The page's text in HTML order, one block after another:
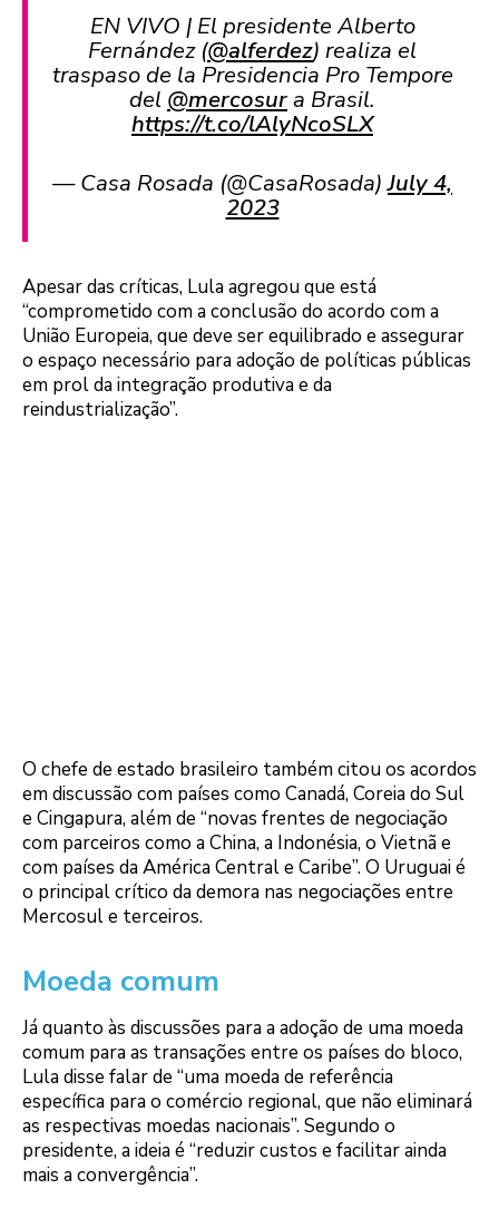
EN VIVO | El presidente Alberto
Fernández (@alferdez) realiza el
traspaso de la Presidencia Pro Tempore
del @mercosura Brasil.
https://t.co/lAlyNcoSLX
— Casa Rosada (@CasaRosada)July 4,
2023
Apesar das críticas, Lula agregou que está
“comprometido com a conclusão do acordo com a
União Europeia, que deve ser equilibrado e assegurar
o espaço necessário para adoção de políticas públicas
em prol da integração produtiva e da
reindustrialização”.
O chefe de estado brasileiro também citou os acordos
em discussão com países como Canadá, Coreia do Sul
e Cingapura, além de “novas frentes de negociação
com parceiros como a China, a Indonésia, o Vietnã e
com países da América Central e Caribe”. O Uruguai é
o principal crítico da demora nas negociações entre
Mercosul e terceiros.
Moeda comum
Já quanto às discussões para a adoção de uma moeda
comum para as transações entre os países do bloco,
Lula disse falar de “uma moeda de referência
específica para o comércio regional, que não eliminará
as respectivas moedas nacionais”. Segundo o
presidente, a ideia é “reduzir custos e facilitar ainda
mais a convergência”.